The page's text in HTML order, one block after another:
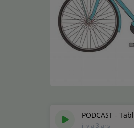
PODCAST -
il y a 3 ans